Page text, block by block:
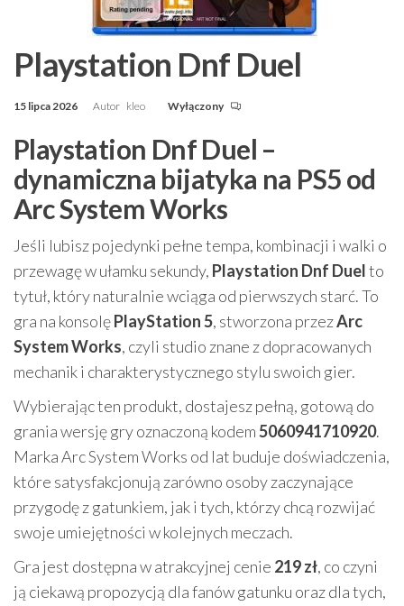
Playstation Dnf Duel
15 lipca 2026 Autor kleo Wyłączony
Playstation Dnf Duel –
dynamiczna bijatyka na PS5 od
Arc System Works
Jeśli lubisz pojedynki pełne tempa, kombinacji i walki o
przewagę w ułamku sekundy, Playstation Dnf Duelto
tytuł, który naturalnie wciąga od pierwszych starć. To
gra na konsolęPlayStation 5, stworzona przezArc
System Works, czyli studio znane z dopracowanych
mechanik i charakterystycznego stylu swoich gier.
Wybierając ten produkt, dostajesz pełną, gotową do
grania wersję gry oznaczoną kodem5060941710920.
Marka Arc System Works od lat buduje doświadczenia,
które satysfakcjonują zarówno osoby zaczynające
przygodę z gatunkiem, jak i tych, którzy chcą rozwijać
swoje umiejętności w kolejnych meczach.
Gra jest dostępna w atrakcyjnej cenie 219 zł, co czyni
ją ciekawą propozycją dla fanów gatunku oraz dla tych,